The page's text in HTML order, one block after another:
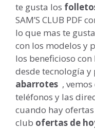
te gusta los
SAM’S CLUB PDF
lo que mas te
con los modelos y
los beneficioso
desde tecnología
abarrotes ,
teléfonos y las
cuando hay
club ofertas de